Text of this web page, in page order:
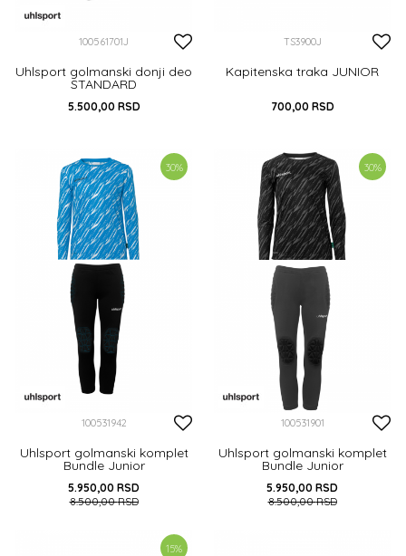
100561701J
Uhlsport golmanski donji deo
STANDARD
5.500,00 RSD
DODAJ U KORPU
TS3900J
Kapitenska traka JUNIOR
700,00 RSD
30%
100531942
Uhlsport golmanski komplet
Bundle Junior
5.950,00 RSD
8.500,00RSD
30%
100531901
Uhlsport golmanski komplet
Bundle Junior
5.950,00 RSD
8.500,00RSD
15%